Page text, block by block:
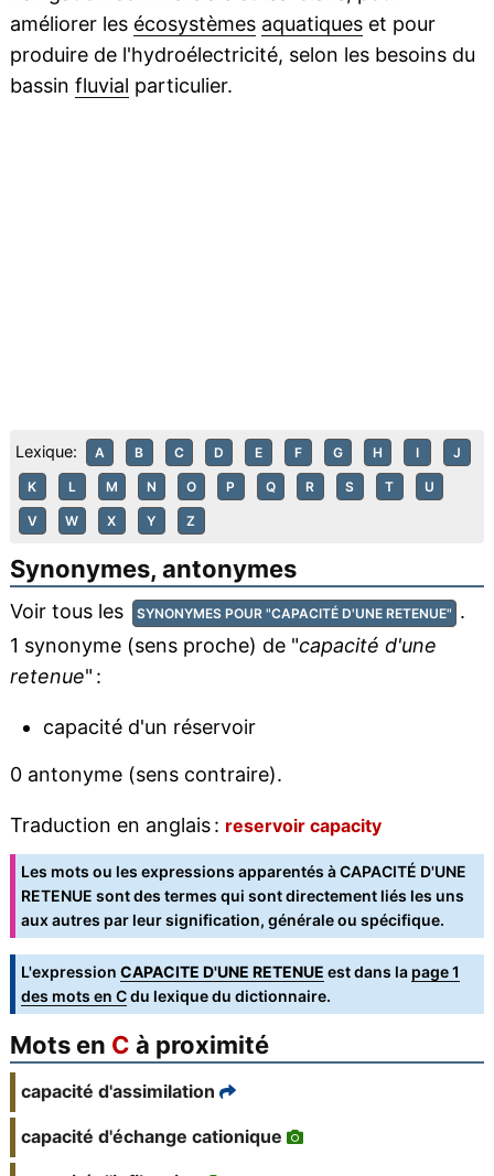
améliorer les écosystèmes aquatiqueset pour
produire de l'hydroélectricité, selon les besoins du
bassin fluvial particulier.
Lexique: A B C D E F G H I J
K L M N O P Q R S T U
V W X Y Z
Synonymes, antonymes
Voir tous les SYNONYMES POUR "CAPACITÉ D'UNE RETENUE" .
1 synonyme (sens proche) de "capacité d'une
retenue" :
capacité d'un réservoir
0 antonyme (sens contraire).
Traduction en anglais : reservoir capacity
Les mots ou les expressions apparentés à CAPACITÉ D'UNE
RETENUE sont des termes qui sont directement liés les uns
aux autres par leur signification, générale ou spécifique.
L'expression CAPACITE D'UNE RETENUE est dans la page 1
des mots en Cdu lexique du dictionnaire.
Mots en C à proximité
capacité d'assimilation
capacité d'échange cationique